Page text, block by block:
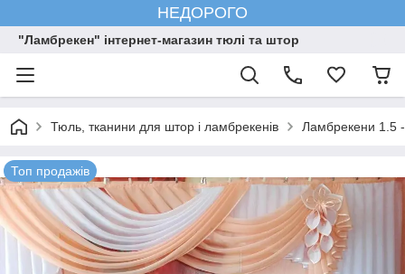
НЕДОРОГО
"Ламбрекен" інтернет-магазин тюлі та штор
Тюль, тканини для штор і ламбрекенів Ламбрекени 1.5 -
Топ продажів